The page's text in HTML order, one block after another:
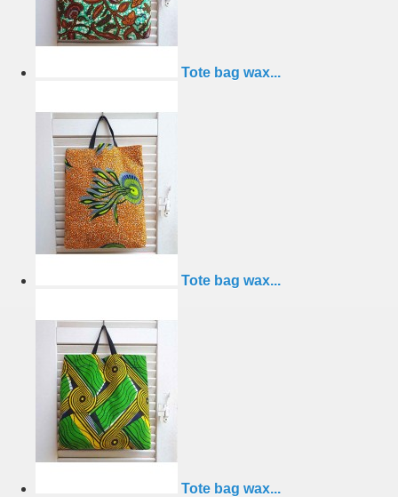
Tote bag wax...
Tote bag wax...
Tote bag wax...